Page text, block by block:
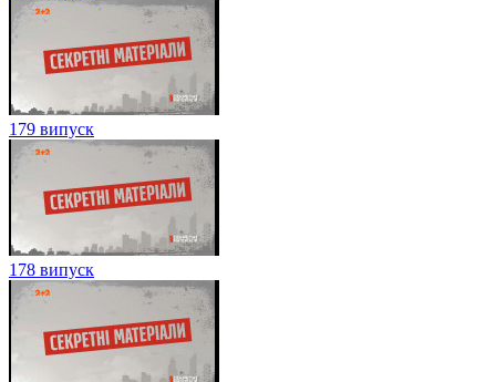
179 випуск
178 випуск